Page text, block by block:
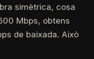
simètrica, cosa
Mbps, obtens
de baixada. Això